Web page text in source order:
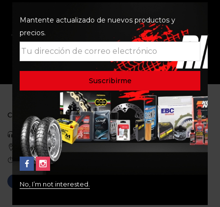
Mantente actualizado de nuevos productos y
precios.
No, I’m not interested.
SEGURO
SOPORTE COMUNIDAD
CONTACTO
Celular: 3113422933
Medellin, Colombia
Correo: gerencia@ridershouse.co